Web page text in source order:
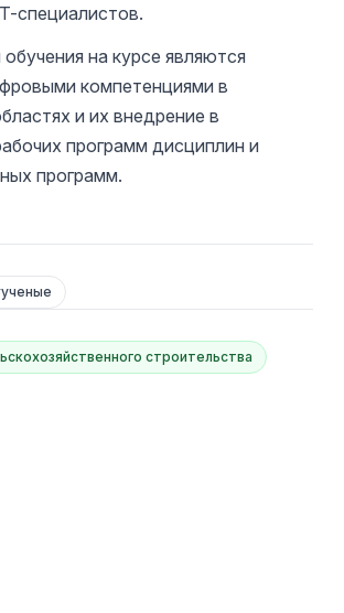
специалистов.
на курсе являются
компетенциями в
и их внедрение в
программ дисциплин и
программ.
ученые
строительства